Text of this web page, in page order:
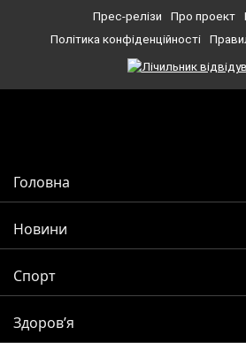
Прес-релізи Про проект
Політика конфіденційності
Головна
Новини
Спорт
Здоров’я